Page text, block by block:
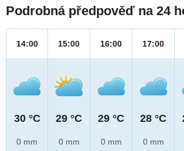
Podrobná předpověď na 24
14:00
30 °C
0 mm
15:00
29 °C
0 mm
16:00
29 °C
0 mm
17:00
28 °C
0 mm